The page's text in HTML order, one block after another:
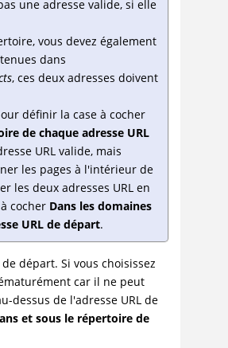
une adresse valide, si elle
vous devez également
dans
, ces deux adresses doivent
définir la case à cocher
de chaque adresse URL
URL valide, mais
les pages à l'intérieur de
les deux adresses URL en
cocher Dans les domaines
URL de départ.
départ. Si vous choisissez
car il ne peut
dessus de l'adresse URL de
et sous le répertoire de